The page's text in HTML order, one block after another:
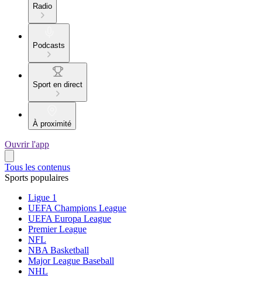
Radio
Podcasts
Sport en direct
À proximité
Ouvrir l'app
Tous les contenus
Sports populaires
Ligue 1
UEFA Champions League
UEFA Europa League
Premier League
NFL
NBA Basketball
Major League Baseball
NHL